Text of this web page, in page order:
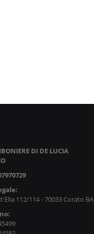
DI DE LUCIA
112/114 - 70033 Corato BA